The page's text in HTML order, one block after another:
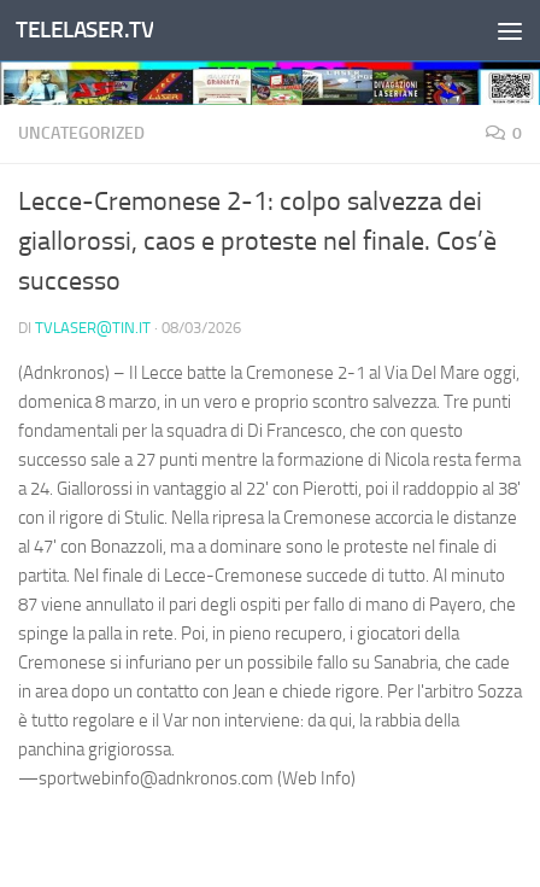
Salta al contenuto
TELELASER.TV
UNCATEGORIZED 0
Lecce-Cremonese 2-1: colpo salvezza dei
giallorossi, caos e proteste nel finale. Cos’è
successo
DI TVLASER@TIN.IT · 08/03/2026
(Adnkronos) – Il Lecce batte la Cremonese 2-1 al Via Del Mare oggi,
domenica 8 marzo, in un vero e proprio scontro salvezza. Tre punti
fondamentali per la squadra di Di Francesco, che con questo
successo sale a 27 punti mentre la formazione di Nicola resta ferma
a 24. Giallorossi in vantaggio al 22' con Pierotti, poi il raddoppio al 38'
con il rigore di Stulic. Nella ripresa la Cremonese accorcia le distanze
al 47' con Bonazzoli, ma a dominare sono le proteste nel finale di
partita. Nel finale di Lecce-Cremonese succede di tutto. Al minuto
87 viene annullato il pari degli ospiti per fallo di mano di Payero, che
spinge la palla in rete. Poi, in pieno recupero, i giocatori della
Cremonese si infuriano per un possibile fallo su Sanabria, che cade
in area dopo un contatto con Jean e chiede rigore. Per l'arbitro Sozza
è tutto regolare e il Var non interviene: da qui, la rabbia della
panchina grigiorossa.
—sportwebinfo@adnkronos.com (Web Info)